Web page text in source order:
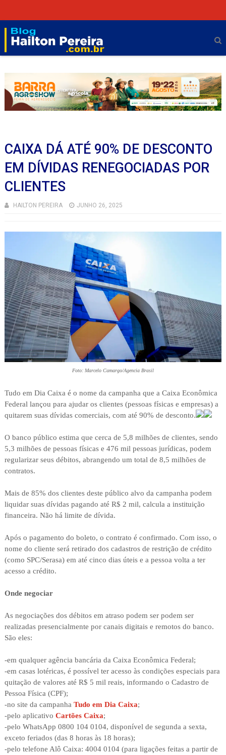
CAIXA DÁ ATÉ 90% DE DESCONTO
EM DÍVIDAS RENEGOCIADAS POR
CLIENTES
HAILTON PEREIRA JUNHO 26, 2025
Foto: Marcelo Camargo/Agencia Brasil
Tudo em Dia Caixa é o nome da campanha que a Caixa Econômica
Federal lançou para ajudar os clientes (pessoas físicas e empresas) a
quitarem suas dívidas comerciais, com até 90% de desconto.
O banco público estima que cerca de 5,8 milhões de clientes, sendo
5,3 milhões de pessoas físicas e 476 mil pessoas jurídicas, podem
regularizar seus débitos, abrangendo um total de 8,5 milhões de
contratos.
Mais de 85% dos clientes deste público alvo da campanha podem
liquidar suas dívidas pagando até R$ 2 mil, calcula a instituição
financeira. Não há limite de dívida.
Após o pagamento do boleto, o contrato é confirmado. Com isso, o
nome do cliente será retirado dos cadastros de restrição de crédito
(como SPC/Serasa) em até cinco dias úteis e a pessoa volta a ter
acesso a crédito.
Onde negociar
As negociações dos débitos em atraso podem ser podem ser
realizadas presencialmente por canais digitais e remotos do banco.
São eles:
-em qualquer agência bancária da Caixa Econômica Federal;
-em casas lotéricas, é possível ter acesso às condições especiais para
quitação de valores até R$ 5 mil reais, informando o Cadastro de
Pessoa Física (CPF);
-no site da campanha Tudo em Dia Caixa;
-pelo aplicativo Cartões Caixa;
-pelo WhatsApp 0800 104 0104, disponível de segunda a sexta,
exceto feriados (das 8 horas às 18 horas);
-pelo telefone Alô Caixa: 4004 0104 (para ligações feitas a partir de